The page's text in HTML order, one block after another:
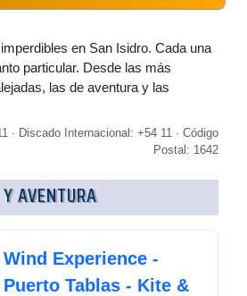
en San Isidro. Cada una
particular. Desde las más
las de aventura y las
· Discado Internacional: +54 11 · Código
Postal: 1642
AVENTURA
Wind Experience -
Puerto Tablas - Kite &